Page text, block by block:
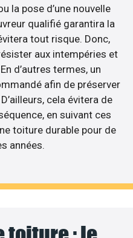
la pose d’une nouvelle
qualifié garantira la
tout risque. Donc,
aux intempéries et
d’autres termes, un
afin de préserver
cela évitera de
en suivant ces
toiture durable pour de
années.